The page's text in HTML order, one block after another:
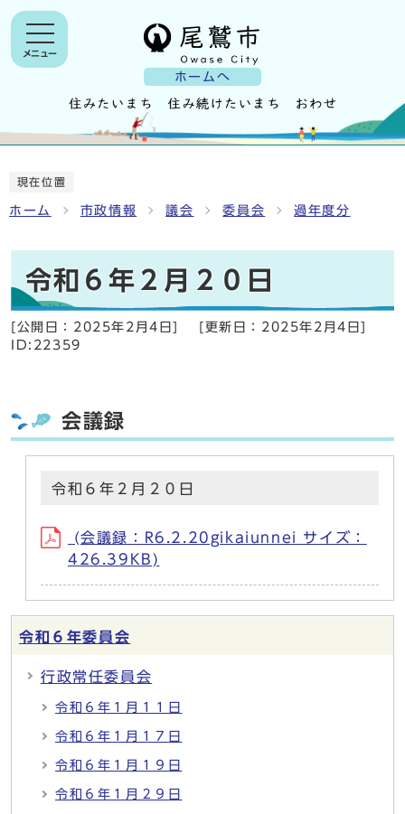
ホームへ
メニュー
現在位置
ホーム 市政情報 議会 委員会 過年度分
令和６年２月２０日
[公開日： 2025年2月4日 [更新日： 2025年2月4日
ID:22359
会議録
令和６年２月２０日
(会議録：R6.2.20gikaiunnei サイズ：
426.39KB)
令和６年委員会
行政常任委員会
令和６年１月１１日
令和６年１月１７日
令和６年１月１９日
令和６年１月２９日